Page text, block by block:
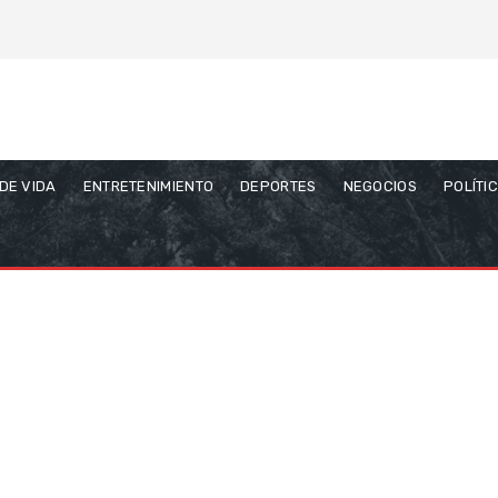
VIDA ENTRETENIMIENTO DEPORTES NEGOCIOS